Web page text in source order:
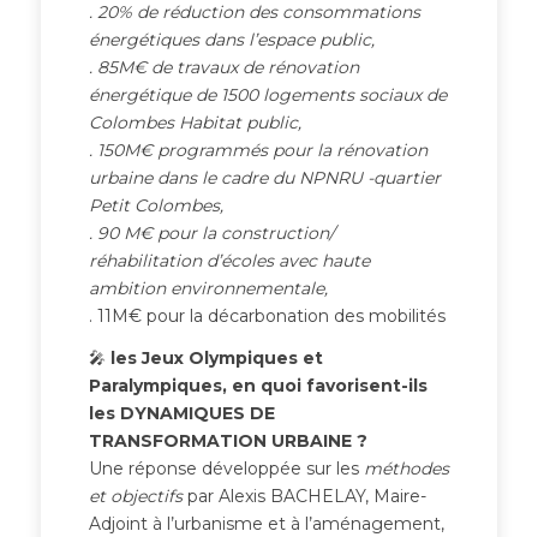
. 20% de réduction des consommations
énergétiques dans l’espace public,
. 85M€ de travaux de rénovation
énergétique de 1500 logements sociaux de
Colombes Habitat public,
. 150M€ programmés pour la rénovation
urbaine dans le cadre du NPNRU -quartier
Petit Colombes,
. 90 M€ pour la construction/
réhabilitation d’écoles avec haute
ambition environnementale,
. 11M€ pour la décarbonation des mobilités
🎤 les Jeux Olympiques et
Paralympiques, en quoi favorisent-ils
les DYNAMIQUES DE
TRANSFORMATION URBAINE ?
Une réponse développée sur les méthodes
et objectifspar Alexis BACHELAY, Maire-
Adjoint à l’urbanisme et à l’aménagement,